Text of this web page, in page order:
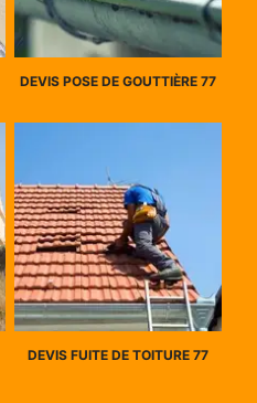
DEVIS POSE DE GOUTTIÈRE 77
DEVIS FUITE DE TOITURE 77